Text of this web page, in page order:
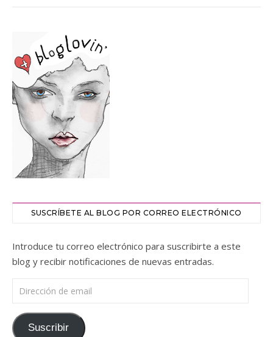
SUSCRÍBETE AL BLOG POR CORREO ELECTRÓNICO
Introduce tu correo electrónico para suscribirte a este
blog y recibir notificaciones de nuevas entradas.
Dirección de email
Suscribir